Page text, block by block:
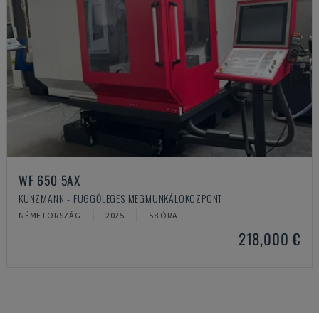
WF 650 5AX
KUNZMANN - FÜGGŐLEGES MEGMUNKÁLÓKÖZPONT
NÉMETORSZÁG 2025 58 ÓRA
218,000 €